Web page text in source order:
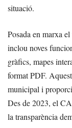
situació.
Posada en marxa
inclou noves
gràfics, mapes
format PDF.
municipal i
Des de 2023, el
la transparència